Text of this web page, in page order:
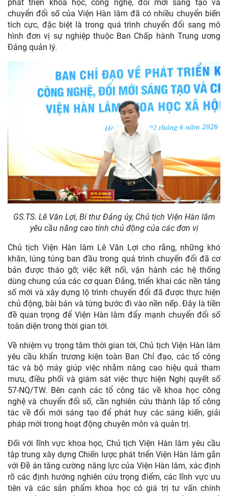
phát triển khoa học, công nghệ, đổi mới sáng tạo và
chuyển đổi số của Viện Hàn lâm đã có nhiều chuyển biến
tích cực, đặc biệt là trong quá trình chuyển đổi sang mô
hình đơn vị sự nghiệp thuộc Ban Chấp hành Trung ương
Đảng quản lý.
GS.TS. Lê Văn Lợi, Bí thư Đảng ủy, Chủ tịch Viện Hàn lâm
yêu cầu nâng cao tính chủ động của các đơn vị
Chủ tịch Viện Hàn lâm Lê Văn Lợi cho rằng, những khó
khăn, lúng túng ban đầu trong quá trình chuyển đổi đã cơ
bản được tháo gỡ; việc kết nối, vận hành các hệ thống
dùng chung của các cơ quan Đảng, triển khai các nền tảng
số mới và xây dựng lộ trình chuyển đổi đã được thực hiện
chủ động, bài bản và từng bước đi vào nền nếp. Đây là tiền
đề quan trọng để Viện Hàn lâm đẩy mạnh chuyển đổi số
toàn diện trong thời gian tới.
Về nhiệm vụ trọng tâm thời gian tới, Chủ tịch Viện Hàn lâm
yêu cầu khẩn trương kiện toàn Ban Chỉ đạo, các tổ công
tác và bộ máy giúp việc nhằm nâng cao hiệu quả tham
mưu, điều phối và giám sát việc thực hiện Nghị quyết số
57-NQ/TW. Bên cạnh các tổ công tác về khoa học công
nghệ và chuyển đổi số, cần nghiên cứu thành lập tổ công
tác về đổi mới sáng tạo để phát huy các sáng kiến, giải
pháp mới trong hoạt động chuyên môn và quản trị.
Đối với lĩnh vực khoa học, Chủ tịch Viện Hàn lâm yêu cầu
tập trung xây dựng Chiến lược phát triển Viện Hàn lâm gắn
với Đề án tăng cường năng lực của Viện Hàn lâm, xác định
rõ các định hướng nghiên cứu trọng điểm, các lĩnh vực ưu
tiên và các sản phẩm khoa học có giá trị tư vấn chính